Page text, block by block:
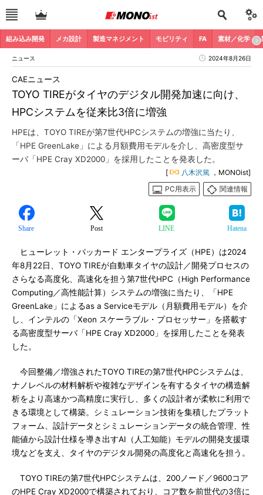
組み込み開発 メカ設計 製造マネジメント モビリティ FA 素材／化学
ニュース 2024年8月26日
TOYO TIREがタイヤのデジタル開発加速に向け、
HPCシステムを従来比3倍に増強
CAEニュース
HPEは、TOYO TIREが第7世代HPCシステムの増強に当たり、
「HPE GreenLake」による月額費用モデルを介し、高密度型サ
ーバ「HPE Cray XD2000」を採用したことを発表した。
[ 八木沢篤 ，MONOist]
PC用表示
関連情報
Share Post LINE Hatena
ヒューレット・パッカード エンタープライズ（HPE）は2024
年8月22日、TOYO TIREが自動車タイヤの設計／開発プロセスの
さらなる高度化、高速化を担う第7世代HPC（High Performance
Computing／高性能計算）システムの増強に当たり、「HPE
GreenLake」によるas a Serviceモデル（月額費用モデル）を介
し、インテルの「Xeon スケーラブル・プロセッサー」を搭載す
る高密度型サーバ「HPE Cray XD2000」を採用したことを発表
した。
今回整備／増強されたTOYO TIREの第7世代HPCシステムは、
ナノレベルの材料解析や複雑なデザインを有するタイヤの構造解
析をより高速かつ高精度に実行し、多くの設計者が柔軟に利用で
きる環境として構築。シミュレーション技術を集積したプラット
フォーム、設計データとシミュレーションデータの統合管理、性
能値から設計仕様を導き出すAI（人工知能）モデルの開発支援環
境などを支え、タイヤのデジタル開発の高度化と高速化を担う。
TOYO TIREの第7世代HPCシステムは、200ノード／9600コア
のHPE Cray XD2000で構築されており、コア数を前世代の3倍に